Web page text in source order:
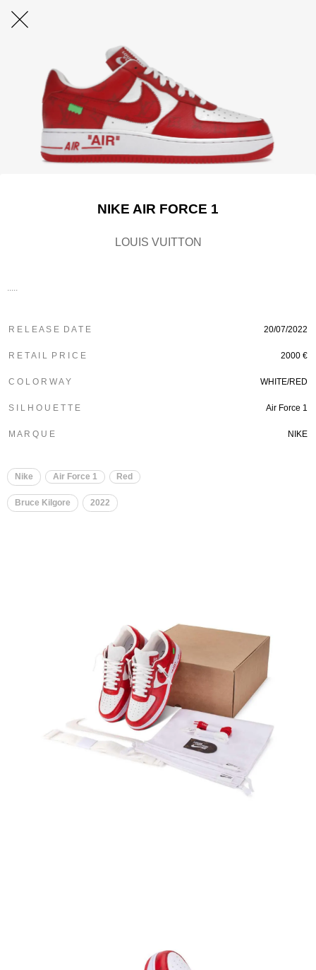
NIKE AIR FORCE 1
LOUIS VUITTON
R E L E A S E D A T E 20/07/2022
R E T A I L P R I C E 2000 €
C O L O R W A Y WHITE/RED
S I L H O U E T T E Air Force 1
M A R Q U E NIKE
Nike Air Force 1 Red
Bruce Kilgore 2022